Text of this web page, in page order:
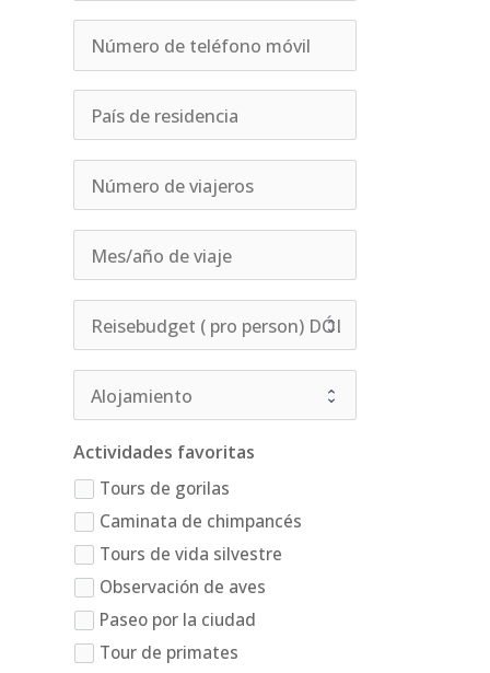
Actividades favoritas
Tours de gorilas
Caminata de chimpancés
Tours de vida silvestre
Observación de aves
Paseo por la ciudad
Tour de primates